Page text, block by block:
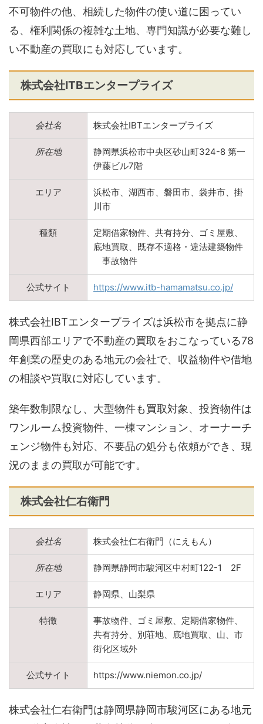
不可物件の他、相続した物件の使い道に困ってい
る、権利関係の複雑な土地、専門知識が必要な難し
い不動産の買取にも対応しています。
株式会社ITBエンタープライズ
会社名 株式会社IBTエンタープライズ
所在地
静岡県浜松市中央区砂山町324-8 第一
伊藤ビル7階
エリア
浜松市、湖西市、磐田市、袋井市、掛
川市
種類
定期借家物件、共有持分、ゴミ屋敷、
底地買取、既存不適格・違法建築物件
事故物件
公式サイト https://www.itb-hamamatsu.co.jp/
株式会社IBTエンタープライズは浜松市を拠点に静
岡県西部エリアで不動産の買取をおこなっている78
年創業の歴史のある地元の会社で、収益物件や借地
の相談や買取に対応しています。
築年数制限なし、大型物件も買取対象、投資物件は
ワンルーム投資物件、一棟マンション、オーナーチ
ェンジ物件も対応、不要品の処分も依頼ができ、現
況のままの買取が可能です。
株式会社仁右衛門
会社名 株式会社仁右衛門（にえもん）
所在地 静岡県静岡市駿河区中村町122-1 2F
エリア 静岡県、山梨県
特徴
事故物件、ゴミ屋敷、定期借家物件、
共有持分、別荘地、底地買取、山、市
街化区域外
公式サイト https://www.niemon.co.jp/
株式会社仁右衛門は静岡県静岡市駿河区にある地元